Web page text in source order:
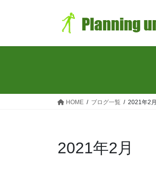
HOME ブログ一覧 2021年2月
2021年2月